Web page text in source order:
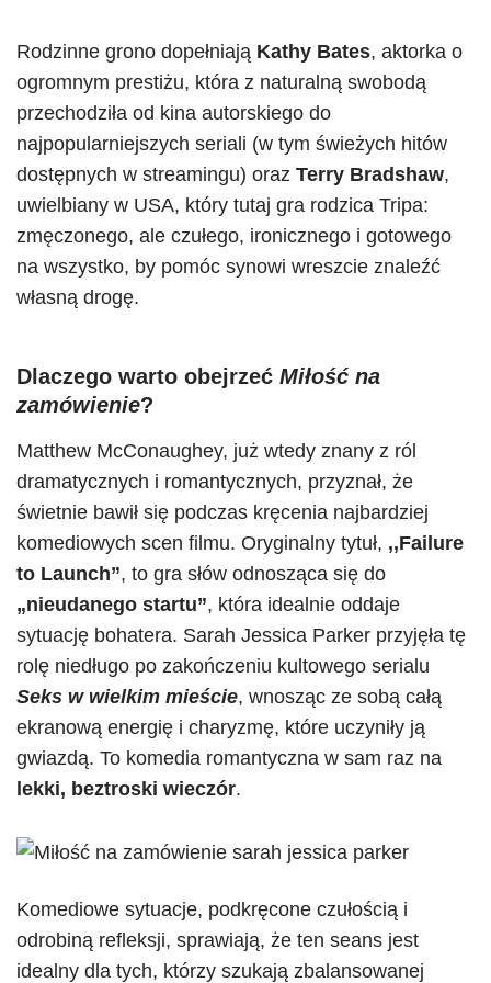
Rodzinne grono dopełniają Kathy Bates, aktorka o
ogromnym prestiżu, która z naturalną swobodą
przechodziła od kina autorskiego do
najpopularniejszych seriali (w tym świeżych hitów
dostępnych w streamingu) oraz Terry Bradshaw,
uwielbiany w USA, który tutaj gra rodzica Tripa:
zmęczonego, ale czułego, ironicznego i gotowego
na wszystko, by pomóc synowi wreszcie znaleźć
własną drogę.
Dlaczego warto obejrzeć Miłość na
zamówienie?
Matthew McConaughey, już wtedy znany z ról
dramatycznych i romantycznych, przyznał, że
świetnie bawił się podczas kręcenia najbardziej
komediowych scen filmu. Oryginalny tytuł, ,,Failure
to Launch”, to gra słów odnosząca się do
„nieudanego startu”, która idealnie oddaje
sytuację bohatera. Sarah Jessica Parker przyjęła tę
rolę niedługo po zakończeniu kultowego serialu
Seks w wielkim mieście, wnosząc ze sobą całą
ekranową energię i charyzmę, które uczyniły ją
gwiazdą. To komedia romantyczna w sam raz na
lekki, beztroski wieczór.
Komediowe sytuacje, podkręcone czułością i
odrobiną refleksji, sprawiają, że ten seans jest
idealny dla tych, którzy szukają zbalansowanej